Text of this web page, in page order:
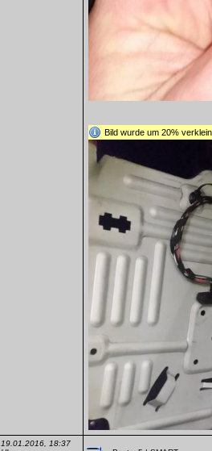
Bild wurde um 20%
19.01.2016, 18:37